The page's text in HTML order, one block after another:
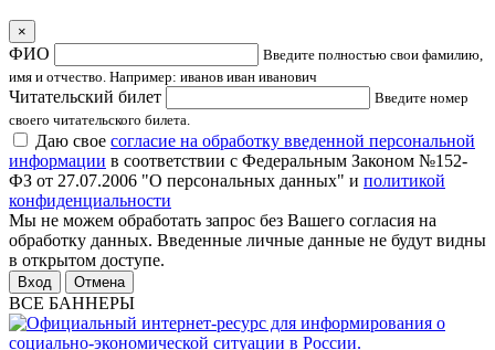
×
ФИО
Введите полностью свои фамилию,
имя и отчество. Например: иванов иван иванович
Читательский билет
Введите номер
своего читательского билета.
Даю свое согласие на обработку введенной персональной
информации в соответствии с Федеральным Законом №152-
ФЗ от 27.07.2006 "О персональных данных" и политикой
конфиденциальности
Мы не можем обработать запрос без Вашего согласия на
обработку данных. Введенные личные данные не будут видны
в открытом доступе.
Отмена
ВСЕ БАННЕРЫ